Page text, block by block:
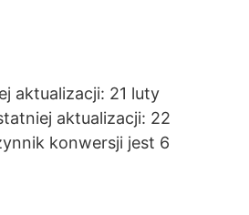
aktualizacji: 21 luty
aktualizacji: 22
konwersji jest 6